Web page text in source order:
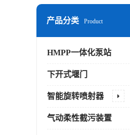
产品分类 Product
HMPP一体化泵站
下开式堰门
智能旋转喷射器
气动柔性截污装置